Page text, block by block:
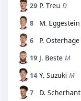
29 P. Treu D
8
M. Eggestein
6
P. Osterhage
19 J. Beste M
14 Y. Suzuki M
7
D. Scherhant